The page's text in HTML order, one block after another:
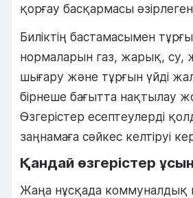
қорғау басқармасы
Биліктің бастамасымен
нормаларын газ, жарық, су,
шығару және тұрғын үйді
бірнеше бағытта нақтылау
Өзгерістер есептеулерді
заңнамаға сәйкес келтіруі
Қандай өзгерістер
Жаңа нұсқада